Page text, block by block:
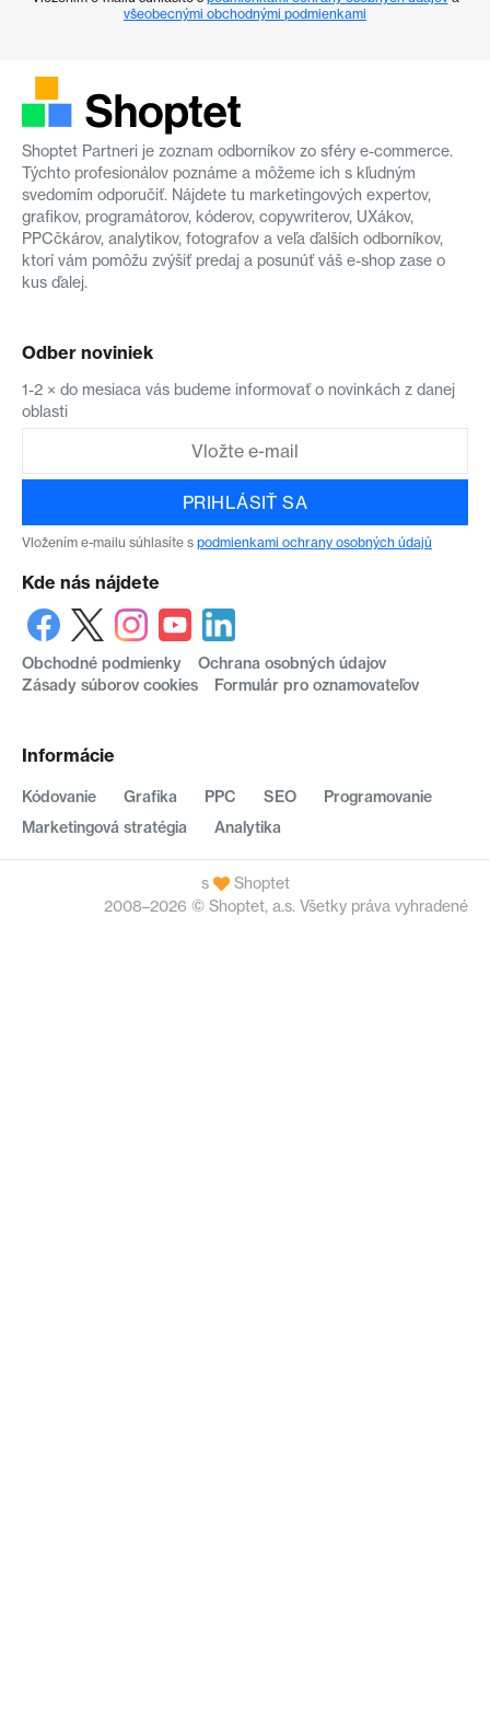
všeobecnými obchodnými podmienkami
Shoptet Partneri je zoznam odborníkov zo sféry e-commerce.
Týchto profesionálov poznáme a môžeme ich s kľudným
svedomím odporučiť. Nájdete tu marketingových expertov,
grafikov, programátorov, kóderov, copywriterov, UXákov,
PPCčkárov, analytikov, fotografov a veľa ďalších odborníkov,
ktorí vám pomôžu zvýšiť predaj a posunúť váš e-shop zase o
kus ďalej.
Informácie
Kódovanie Grafika PPC SEO
Programovanie
Marketingová stratégia
Analytika
Odber noviniek
1-2 × do mesiaca vás budeme informovať o novinkách z danej
oblasti
PRIHLÁSIŤ SA
Vložením e-mailu súhlasíte s podmienkami ochrany osobných údajů
Kde nás nájdete
Obchodné podmienky
Ochrana osobných údajov
Zásady súborov cookies
Formulár pro oznamovateľov
s
Shoptet
2008–2026 © Shoptet, a.s. Všetky práva vyhradené